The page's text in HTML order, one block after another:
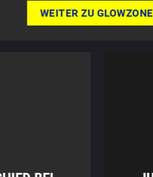
WEITER ZU GLOWZONE